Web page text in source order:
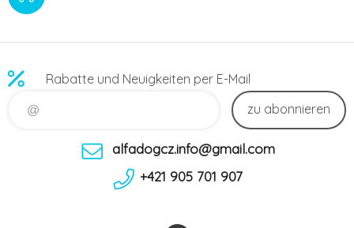
Rabatte und Neuigkeiten per E-Mail
zu abonnieren
alfadogcz.info@gmail.com
+421 905 701 907